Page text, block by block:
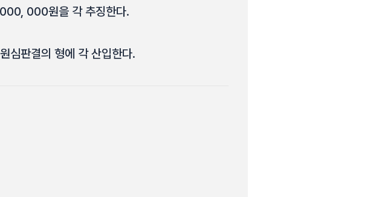
000원을 각 추징한다.
심판결의 형에 각 산입한다.